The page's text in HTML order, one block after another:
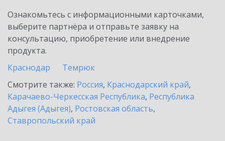
Ознакомьтесь с информационными карточками,
выберите партнёра и отправьте заявку на
консультацию, приобретение или внедрение
продукта.
Краснодар
Темрюк
Смотрите также: Россия, Краснодарский край,
Карачаево-Черкесская Республика, Республика
Адыгея (Адыгея), Ростовская область,
Ставропольский край